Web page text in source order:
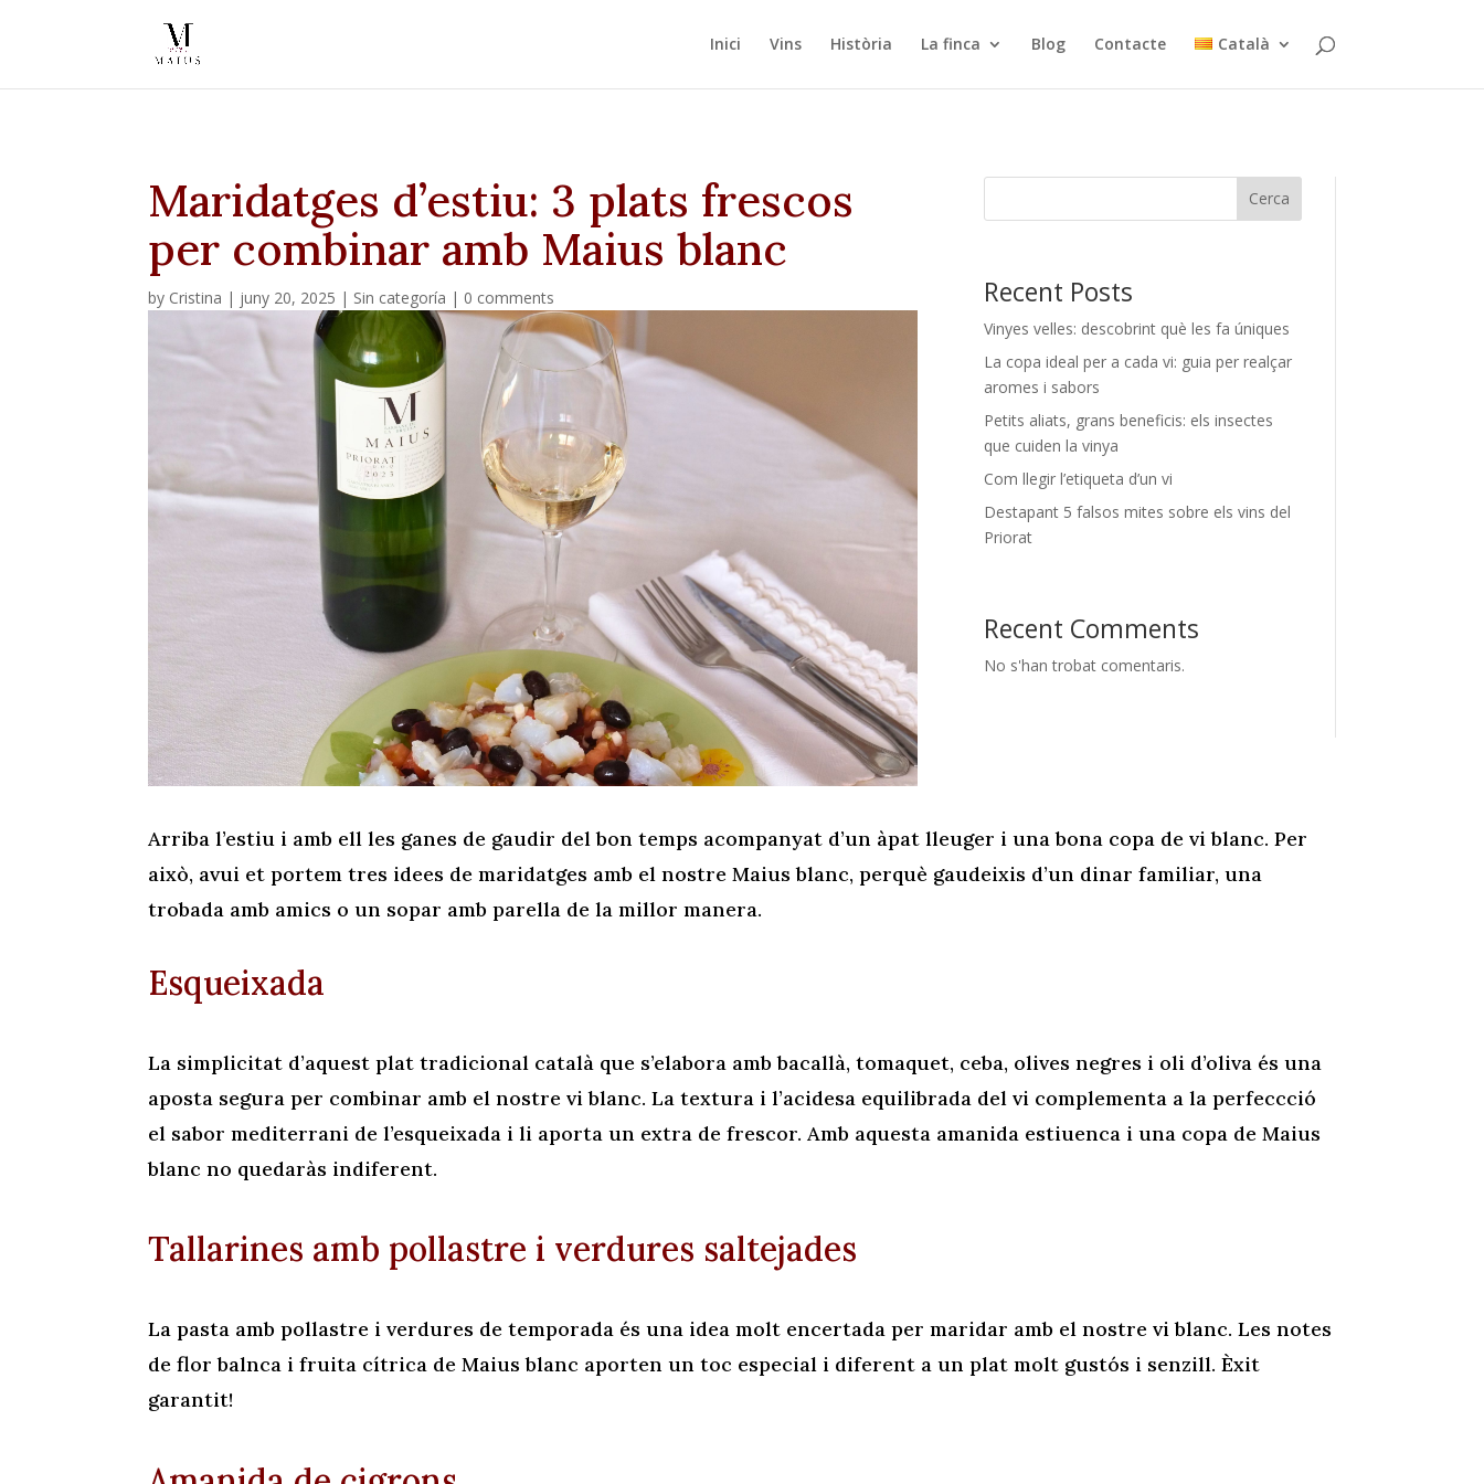
Inici Vins Història La finca Blog Contacte Català
Maridatges d’estiu: 3 plats frescos
per combinar amb Maius blanc
by Cristina | juny 20, 2025 | Sin categoría | 0 comments
Cerca
Recent Posts
Vinyes velles: descobrint què les fa úniques
La copa ideal per a cada vi: guia per realçar
aromes i sabors
Petits aliats, grans beneficis: els insectes
que cuiden la vinya
Com llegir l’etiqueta d’un vi
Destapant 5 falsos mites sobre els vins del
Priorat
Recent Comments
No s'han trobat comentaris.
Arriba l’estiu i amb ell les ganes de gaudir del bon temps acompanyat d’un àpat lleuger i una bona copa de vi blanc. Per
això, avui et portem tres idees de maridatges amb el nostre Maius blanc, perquè gaudeixis d’un dinar familiar, una
trobada amb amics o un sopar amb parella de la millor manera.
Esqueixada
La simplicitat d’aquest plat tradicional català que s’elabora amb bacallà, tomaquet, ceba, olives negres i oli d’oliva és una
aposta segura per combinar amb el nostre vi blanc. La textura i l’acidesa equilibrada del vi complementa a la perfeccció
el sabor mediterrani de l’esqueixada i li aporta un extra de frescor. Amb aquesta amanida estiuenca i una copa de Maius
blanc no quedaràs indiferent.
Tallarines amb pollastre i verdures saltejades
La pasta amb pollastre i verdures de temporada és una idea molt encertada per maridar amb el nostre vi blanc. Les notes
de flor balnca i fruita cítrica de Maius blanc aporten un toc especial i diferent a un plat molt gustós i senzill. Èxit
garantit!